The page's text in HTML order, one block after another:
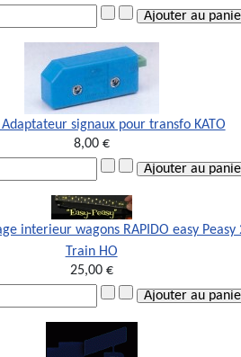
signaux pour transfo KATO
8,00 €
interieur wagons RAPIDO easy Peasy
Train HO
25,00 €